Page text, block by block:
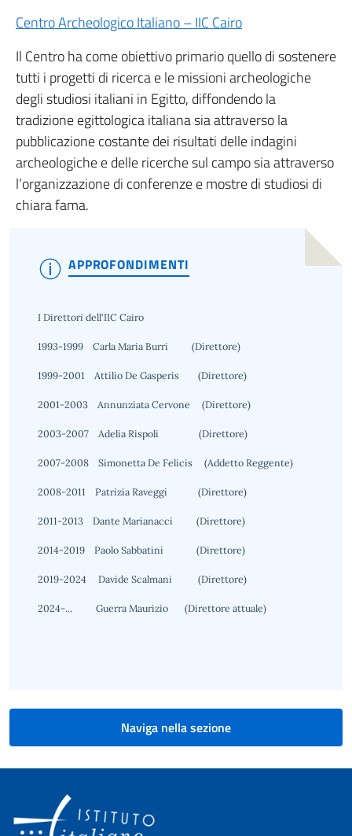
Centro Archeologico Italiano – IIC Cairo
Il Centro ha come obiettivo primario quello di sostenere
tutti i progetti di ricerca e le missioni archeologiche
degli studiosi italiani in Egitto, diffondendo la
tradizione egittologica italiana sia attraverso la
pubblicazione costante dei risultati delle indagini
archeologiche e delle ricerche sul campo sia attraverso
l’organizzazione di conferenze e mostre di studiosi di
chiara fama.
APPROFONDIMENTI
I Direttori dell'IIC Cairo
1993-1999 Carla Maria Burri (Direttore)
1999-2001 Attilio De Gasperis (Direttore)
2001-2003 Annunziata Cervone (Direttore)
2003-2007 Adelia Rispoli (Direttore)
2007-2008 Simonetta De Felicis (Addetto Reggente)
2008-2011 Patrizia Raveggi (Direttore)
2011-2013 Dante Marianacci (Direttore)
2014-2019 Paolo Sabbatini (Direttore)
2019-2024 Davide Scalmani (Direttore)
2024-... Guerra Maurizio (Direttore attuale)
Naviga nella sezione